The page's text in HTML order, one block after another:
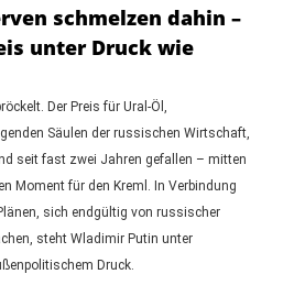
schmelzen dahin –
unter Druck wie
Der Preis für Ural-Öl,
Säulen der russischen Wirtschaft,
seit fast zwei Jahren gefallen – mitten
Moment für den Kreml. In Verbindung
sich endgültig von russischer
steht Wladimir Putin unter
Druck.